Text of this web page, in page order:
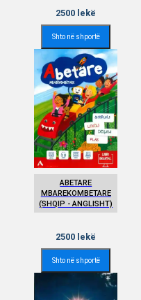
2500 lekë
Shto në shportë
ABETARE
MBAREKOMBETARE
(SHQIP - ANGLISHT)
2500 lekë
Shto në shportë